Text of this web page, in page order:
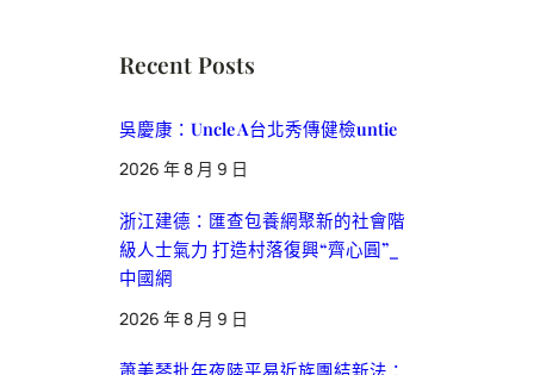
Recent Posts
吳慶康：Uncle A台北秀傳健檢untie
2026 年 8 月 9 日
浙江建德：匯查包養網聚新的社會階
級人士氣力 打造村落復興“齊心圓”_
中國網
2026 年 8 月 9 日
蕭美琴批年夜陸平易近族團結新法：